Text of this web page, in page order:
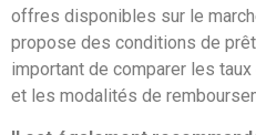
offres disponibles sur le
propose des conditions de
important de comparer les
et les modalités de